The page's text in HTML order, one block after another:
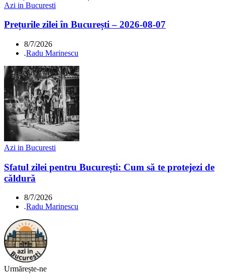
Azi in Bucuresti
Prețurile zilei în București – 2026-08-07
8/7/2026
.Radu Marinescu
Azi in Bucuresti
Sfatul zilei pentru București: Cum să te protejezi de
căldură
8/7/2026
.Radu Marinescu
Urmărește-ne